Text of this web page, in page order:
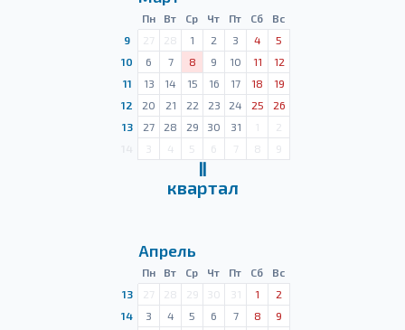
Пн Вт Ср Чт Пт Сб
Вс
9
27 28 1 2 3 4
5
10
6 7 8 9 10 11
12
11
13 14 15 16 17 18
19
12
20 21 22 23 24 25
26
13
27 28 29 30 31 1
2
3 4 5 6 7 8 9
Ⅱ
квартал
Апрель
Пн Вт Ср Чт Пт Сб
Вс
13
27 28 29 30 31 1
2
14
3 4 5 6 7 8
9